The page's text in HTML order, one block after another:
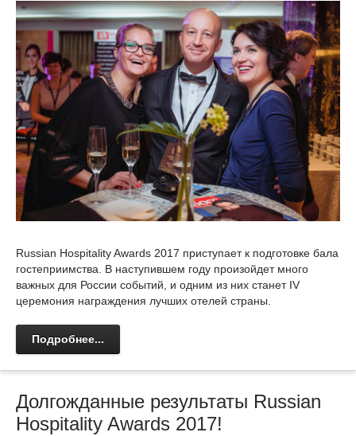
Russian Hospitality Awards 2017 приступает к подготовке бала
гостеприимства. В наступившем году произойдет много
важных для России событий, и одним из них станет IV
церемония награждения лучших отелей страны.
Подробнее...
Долгожданные результаты Russian
Hospitality Awards 2017!